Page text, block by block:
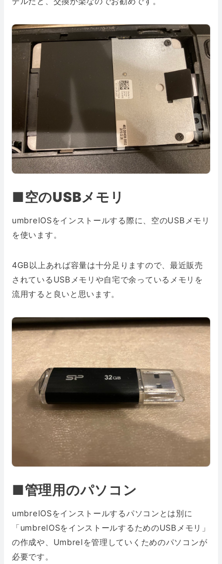
■空のUSBメモリ
umbrelOSをインストールする際に、空のUSBメモリ
を使います。
4GB以上あれば容量は十分足りますので、最近販売
されているUSBメモリや自宅で余っているメモリを
流用すると良いと思います。
■管理用のパソコン
umbrelOSをインストールするパソコンとは別に
「umbrelOSをインストールするためのUSBメモリ」
の作成や、Umbrelを管理していくためのパソコンが
必要です。